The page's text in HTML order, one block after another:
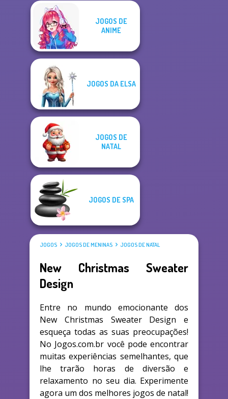
JOGOS DE
ANIME
JOGOS DA ELSA
JOGOS DE
NATAL
JOGOS DE SPA
JOGOS JOGOS DE MENINAS JOGOS DE NATAL
New Christmas Sweater
Design
Entre no mundo emocionante dos
New Christmas Sweater Design e
esqueça todas as suas preocupações!
No Jogos.com.br você pode encontrar
muitas experiências semelhantes, que
lhe trarão horas de diversão e
relaxamento no seu dia. Experimente
agora um dos melhores jogos de natal!